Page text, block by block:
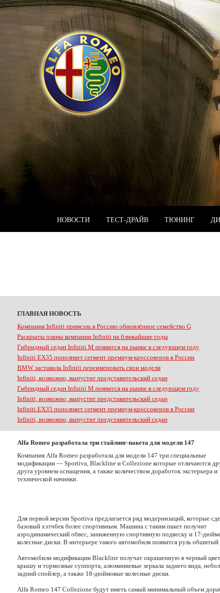
НОВОСТИ ТЕСТ-ДРАЙВ ТЮНИНГ
ГЛАВНАЯ НОВОСТЬ
Компания Infiniti привезла в Россию обновлённое семейство G
Раскрыты планы компании Infiniti на ближайшие годы
Гибридный седан Infiniti M появится на рынке в следующем году
Infiniti EX35 пополняет сегмент премиум-кроссоверов в России
BMW заставила Infiniti переименовать свои модели
Infiniti, возможно, выпустит представительский седан
Гибридный седан Infiniti M появится на рынке в следующем году
Infiniti, возможно, выпустит представительский седан
Infiniti EX35 пополняет сегмент премиум-кроссоверов в России
Infiniti, возможно, выпустит представительский седан
Alfa Romeo разработала три стайлинг-пакета для модели 147
Компания Alfa Romeo разработала для модели 147 три специальные
модификации — Sportiva, Blackline и Collezione которые отличаются
друга уровнем оснащения, а также количеством доработок экстерьера и
технической начинки.
Для первой версии Sportiva предлагается ряд модернизаций, которые
базовый хэтчбек более спортивным. Машина с таким пакет получит
аэродинамический обвес, заниженную спортивную подвеску и 17-
колесные диски. В интерьере такого автомобиля появится руль
Автомобили модификации Blackline получат окрашенную в черный цвет
крышу и тормозные суппорта, алюминиевые зеркала заднего вида,
задний спойлер, а также 18-дюймовые колесные диски.
Alfa Romeo 147 Collezione будут иметь самый минимальный объем